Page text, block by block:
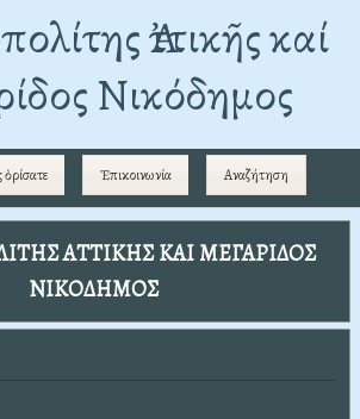
Ἀττικῆς καί
Νικόδημος
Ἐπικοινωνία Αναζήτηση
ΑΤΤΙΚΗΣ ΚΑΙ ΜΕΓΑΡΙΔΟΣ
ΝΙΚΟΔΗΜΟΣ